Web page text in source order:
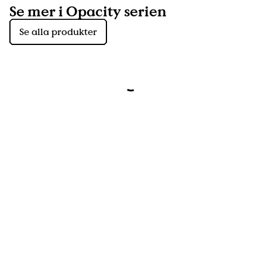
Se mer i Opacity serien
Se alla produkter